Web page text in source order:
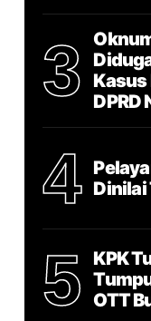
3
Kasus
DPRD
4
Dinilai
5
KPK
OTT